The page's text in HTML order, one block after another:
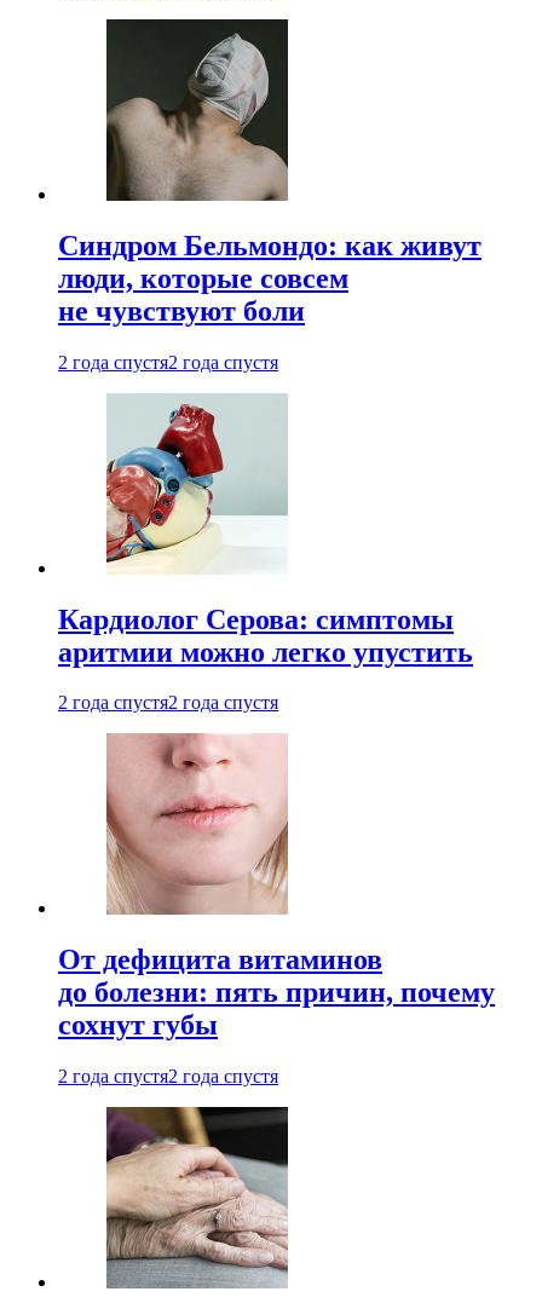
Синдром Бельмондо: как живут
люди, которые совсем
не чувствуют боли
2 года спустя2 года спустя
Кардиолог Серова: симптомы
аритмии можно легко упустить
2 года спустя2 года спустя
От дефицита витаминов
до болезни: пять причин, почему
сохнут губы
2 года спустя2 года спустя